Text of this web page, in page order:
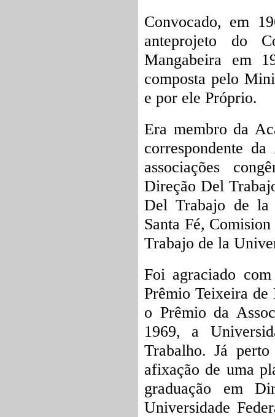
Convocado, em
anteprojeto do
Mangabeira em
composta pelo
e por ele Próprio.
Era membro da
correspondente
associações
Direção Del
Del Trabajo de la
Santa Fé,
Trabajo de la
Foi agraciado
Prêmio Teixeira de
o Prêmio da
1969, a
Trabalho. Já
afixação de uma
graduação em
Universidade